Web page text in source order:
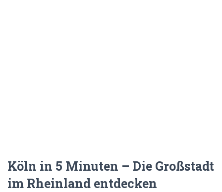
Köln in 5 Minuten – Die Großstadt
im Rheinland entdecken